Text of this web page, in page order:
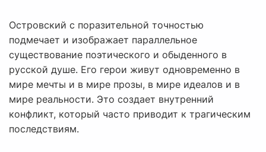
Островский с поразительной точностью
подмечает и изображает параллельное
существование поэтического и обыденного в
русской душе. Его герои живут одновременно в
мире мечты и в мире прозы, в мире идеалов и в
мире реальности. Это создает внутренний
конфликт, который часто приводит к трагическим
последствиям.